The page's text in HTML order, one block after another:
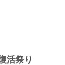
活祭り